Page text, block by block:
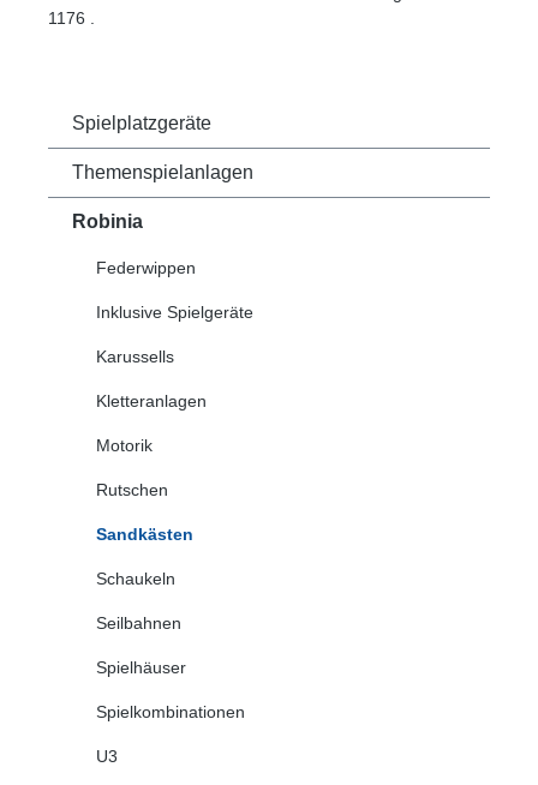
1176 .
Spielplatzgeräte
Themenspielanlagen
Robinia
Federwippen
Inklusive Spielgeräte
Karussells
Kletteranlagen
Motorik
Rutschen
Sandkästen
Schaukeln
Seilbahnen
Spielhäuser
Spielkombinationen
U3